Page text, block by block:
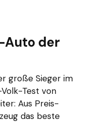
Auto der
große Sieger im
Test von
Aus Preis-
das beste